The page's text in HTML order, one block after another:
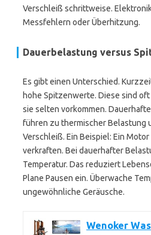
Verschleiß schrittweise.
Messfehlern oder Überhitzung.
Dauerbelastung versus
Es gibt einen Unterschied.
hohe Spitzenwerte. Diese sind
sie selten vorkommen.
führen zu thermischer Belastung
Verschleiß. Ein Beispiel: Ein
verkraften. Bei dauerhafter
Temperatur. Das reduziert
Plane Pausen ein. Überwache
ungewöhnliche Geräusche.
Wenoker